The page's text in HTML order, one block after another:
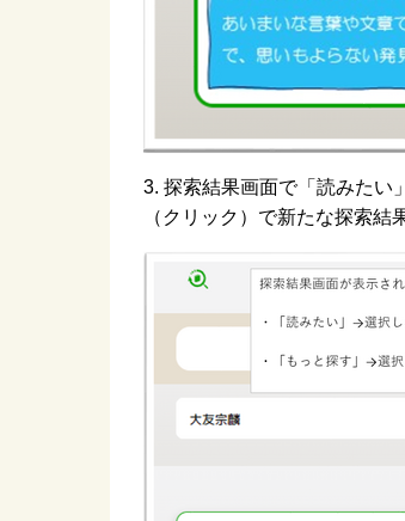
3. 探索結果画面で「読みたい
（クリック）で新たな探索結